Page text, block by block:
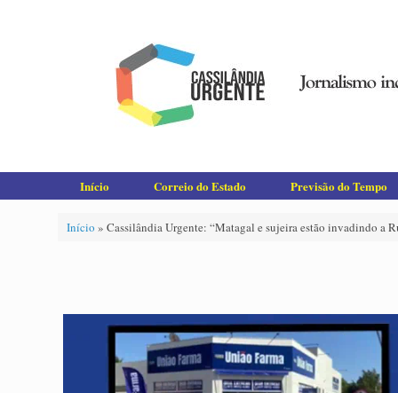
Início Correio do Estado Previsão do Tempo
Início » Cassilândia Urgente: “Matagal e sujeira estão invadindo a